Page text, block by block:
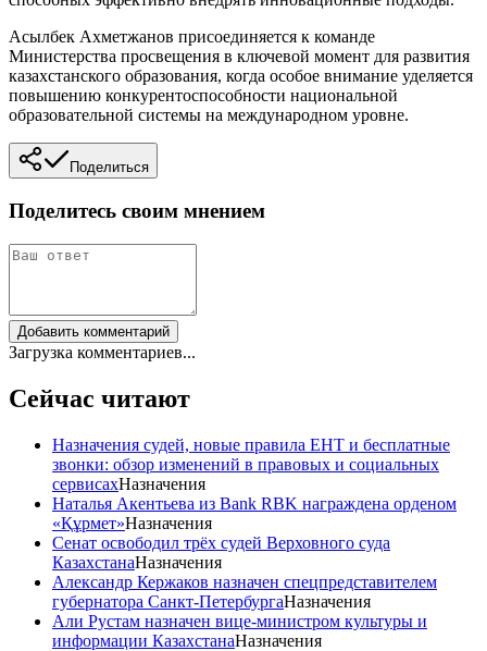
Асылбек Ахметжанов присоединяется к команде
Министерства просвещения в ключевой момент для развития
казахстанского образования, когда особое внимание уделяется
повышению конкурентоспособности национальной
образовательной системы на международном уровне.
Поделиться
Поделитесь своим мнением
Добавить комментарий
Загрузка комментариев...
Сейчас читают
Назначения судей, новые правила ЕНТ и бесплатные
звонки: обзор изменений в правовых и социальных
сервисахНазначения
Наталья Акентьева из Bank RBK награждена орденом
«Құрмет»Назначения
Сенат освободил трёх судей Верховного суда
КазахстанаНазначения
Александр Кержаков назначен спецпредставителем
губернатора Санкт-ПетербургаНазначения
Али Рустам назначен вице-министром культуры и
информации КазахстанаНазначения